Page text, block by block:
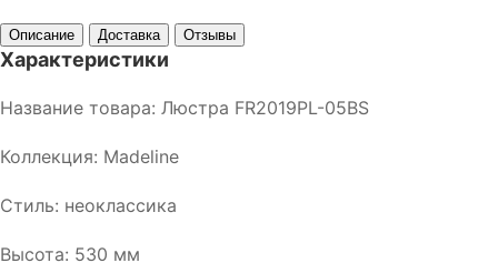
Описание Доставка Отзывы
Характеристики
Название товара: Люстра FR2019PL-05BS
Коллекция: Madeline
Стиль: неоклассика
Высота: 530 мм